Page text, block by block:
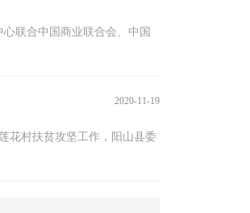
联合中国商业联合会、中国
2020-11-19
花村扶贫攻坚工作，阳山县委